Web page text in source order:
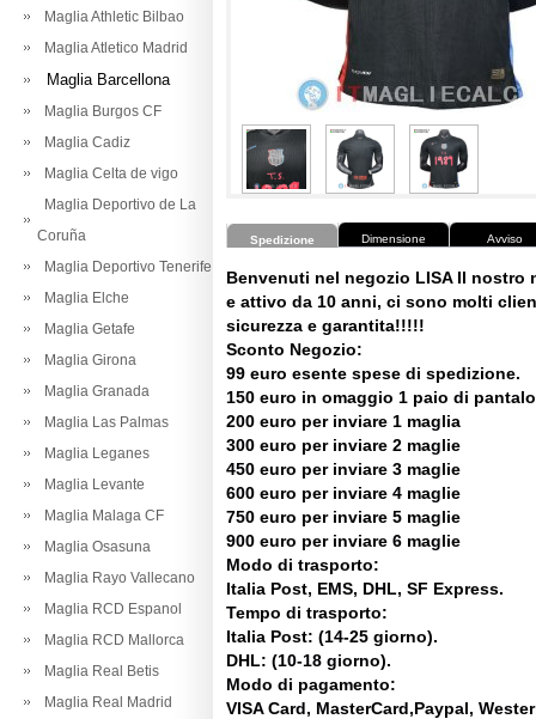
Maglia Athletic Bilbao
Maglia Atletico Madrid
Maglia Barcellona
Maglia Burgos CF
Maglia Cadiz
Maglia Celta de vigo
Maglia Deportivo de La
Coruña
Maglia Deportivo Tenerife
Maglia Elche
Maglia Getafe
Maglia Girona
Maglia Granada
Maglia Las Palmas
Maglia Leganes
Maglia Levante
Maglia Malaga CF
Maglia Osasuna
Maglia Rayo Vallecano
Maglia RCD Espanol
Maglia RCD Mallorca
Maglia Real Betis
Maglia Real Madrid
Spedizione Dimensione Avviso
Benvenuti nel negozio LISA Il nostro
e attivo da 10 anni, ci sono molti
sicurezza e garantita!!!!!
Sconto Negozio:
99 euro esente spese di spedizione.
150 euro in omaggio 1 paio di
200 euro per inviare 1 maglia
300 euro per inviare 2 maglie
450 euro per inviare 3 maglie
600 euro per inviare 4 maglie
750 euro per inviare 5 maglie
900 euro per inviare 6 maglie
Modo di trasporto:
Italia Post, EMS, DHL, SF Express.
Tempo di trasporto:
Italia Post: (14-25 giorno).
DHL: (10-18 giorno).
Modo di pagamento:
VISA Card, MasterCard,Paypal,